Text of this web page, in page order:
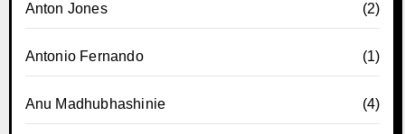
Anton Jones (2)
Antonio Fernando (1)
Anu Madhubhashinie (4)